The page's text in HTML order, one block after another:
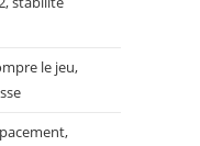
le jeu,